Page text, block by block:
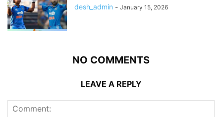
desh_admin - January 15, 2026
NO COMMENTS
LEAVE A REPLY